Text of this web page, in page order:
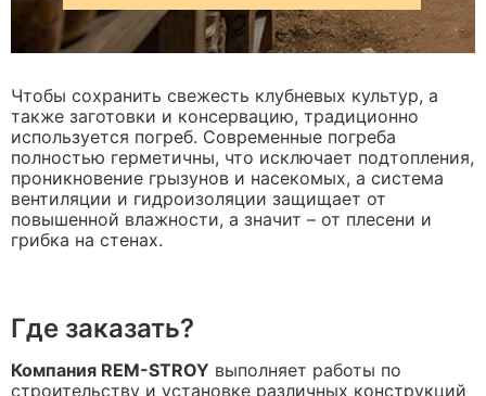
Чтобы сохранить свежесть клубневых культур, а
также заготовки и консервацию, традиционно
используется погреб. Современные погреба
полностью герметичны, что исключает подтопления,
проникновение грызунов и насекомых, а система
вентиляции и гидроизоляции защищает от
повышенной влажности, а значит – от плесени и
грибка на стенах.
Где заказать?
Компания REM-STROY выполняет работы по
строительству и установке различных конструкций